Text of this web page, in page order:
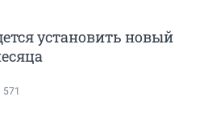
установить новый
571